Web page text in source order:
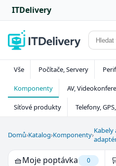
ITDelivery
Vše Počítače, Servery
Komponenty AV,
Síťové produkty Telefony,
Domů›Katalog›Komponenty›Kabely
🧺Moje poptávka 0